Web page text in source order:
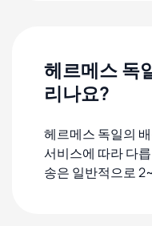
헤르메스 독
리나요?
헤르메스 독일의
서비스에 따라 다
송은 일반적으로